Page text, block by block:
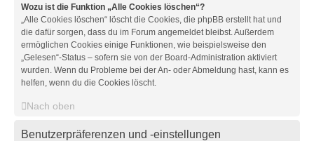
Wozu ist die Funktion „Alle Cookies löschen“?
„Alle Cookies löschen“ löscht die Cookies, die phpBB erstellt hat und
die dafür sorgen, dass du im Forum angemeldet bleibst. Außerdem
ermöglichen Cookies einige Funktionen, wie beispielsweise den
„Gelesen“-Status – sofern sie von der Board-Administration aktiviert
wurden. Wenn du Probleme bei der An- oder Abmeldung hast, kann es
helfen, wenn du die Cookies löscht.
Nach oben
Benutzerpräferenzen und -einstellungen